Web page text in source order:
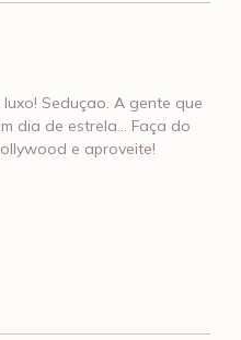
Seduçao. A gente que
dia de estrela… Faça do
e aproveite!